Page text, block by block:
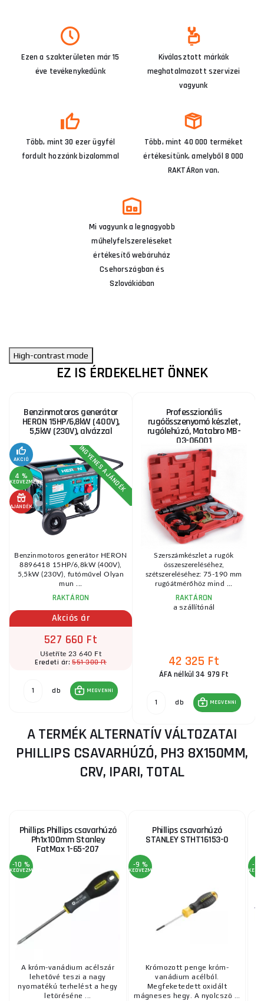
Ezen a szakterületen már 15
éve tevékenykedünk
Kiválasztott márkák
meghatalmazott szervizei
vagyunk
Több, mint 30 ezer ügyfél
fordult hozzánk bizalommal
Több, mint 40 000 terméket
értékesítünk, amelyből 8 000
RAKTÁRon van.
Mi vagyunk a legnagyobb
műhelyfelszereléseket
értékesítő webáruház
Csehországban és
Szlovákiában
High-contrast mode
EZ IS ÉRDEKELHET ÖNNEK
Benzinmotoros generátor
HERON 15HP/6,8kW (400V),
5,5kW (230V), alvázzal
AKCIÓ
4 %
KEDVEZMÉNY
AJÁNDÉK
INGYENES AJÁNDÉK
Benzinmotoros generátor HERON
8896418 15HP/6,8kW (400V),
5,5kW (230V), futóművel Olyan
mun ...
RAKTÁRON
Akciós ár
527 660 Ft
Ušetříte 23 640 Ft
Eredeti ár:551 300 Ft
db MEGVENNI
Professzionális
rugóösszenyomó készlet,
rugólehúzó, Matabro MB-
03-06001
Szerszámkészlet a rugók
összeszereléséhez,
szétszereléséhez: 75-190 mm
rugóátmérőhöz mind ...
RAKTÁRON
a szállítónál
42 325 Ft
ÁFA nélkül 34 979 Ft
db MEGVENNI
A TERMÉK ALTERNATÍV VÁLTOZATAI
PHILLIPS CSAVARHÚZÓ, PH3 8X150MM,
CRV, IPARI, TOTAL
Phillips Phillips csavarhúzó
Ph1x100mm Stanley
FatMax 1-65-207
-10 %
KEDVEZMÉNY
A króm-vanádium acélszár
lehetővé teszi a nagy
nyomatékú terhelést a hegy
letöréséne ...
Phillips csavarhúzó
STANLEY STHT16153-0
-9 %
KEDVEZMÉNY
Krómozott penge króm-
vanádium acélból.
Megfeketedett oxidált
mágneses hegy. A nyolcszö ...
-3